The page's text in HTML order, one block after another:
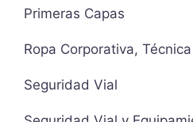
Primeras Capas
Ropa Corporativa,
Seguridad Vial